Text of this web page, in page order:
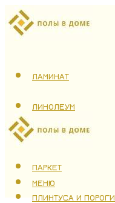
ЛАМИНАТ
ЛИНОЛЕУМ
ТЕПЛЫЙ ПОЛ
ПАРКЕТ
ПЛИНТУСА И ПОРОГИ
МЕНЮ